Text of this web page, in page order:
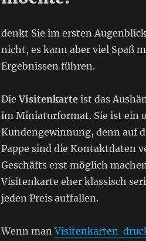
denkt Sie im ersten
nicht, es kann aber viel Spaß
Ergebnissen führen.
DieVisitenkarteist das
im Miniaturformat. Sie ist ein
Kundengewinnung, denn auf
Pappe sind die Kontaktdaten
Geschäfts erst möglich
Visitenkarte eher klassisch
jeden Preis auffallen.
Wenn manVisitenkarten